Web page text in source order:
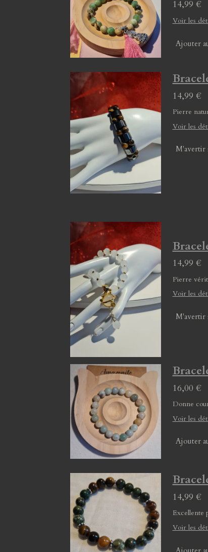
14,99 €
Voir les
Ajouter
14,99 €
Pierre
Voir les
M'avertir
14,99 €
Pierre
Voir les
M'avertir
16,00 €
Donne
Voir les
Ajouter
14,99 €
Excellente
Voir les